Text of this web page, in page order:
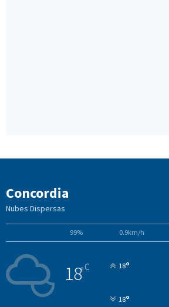
Concordia
Nubes Dispersas
99% 0.9km/h
18°C 18°
18°